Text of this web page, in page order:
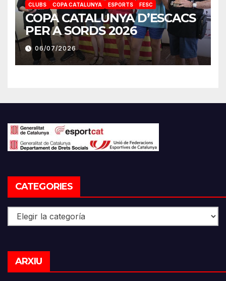
CLUBS COPA CATALUNYA ESPORTS FESC
COPA CATALUNYA D’ESCACS
PER A SORDS 2026
06/07/2026
CATEGORIES
Categories
ARXIU